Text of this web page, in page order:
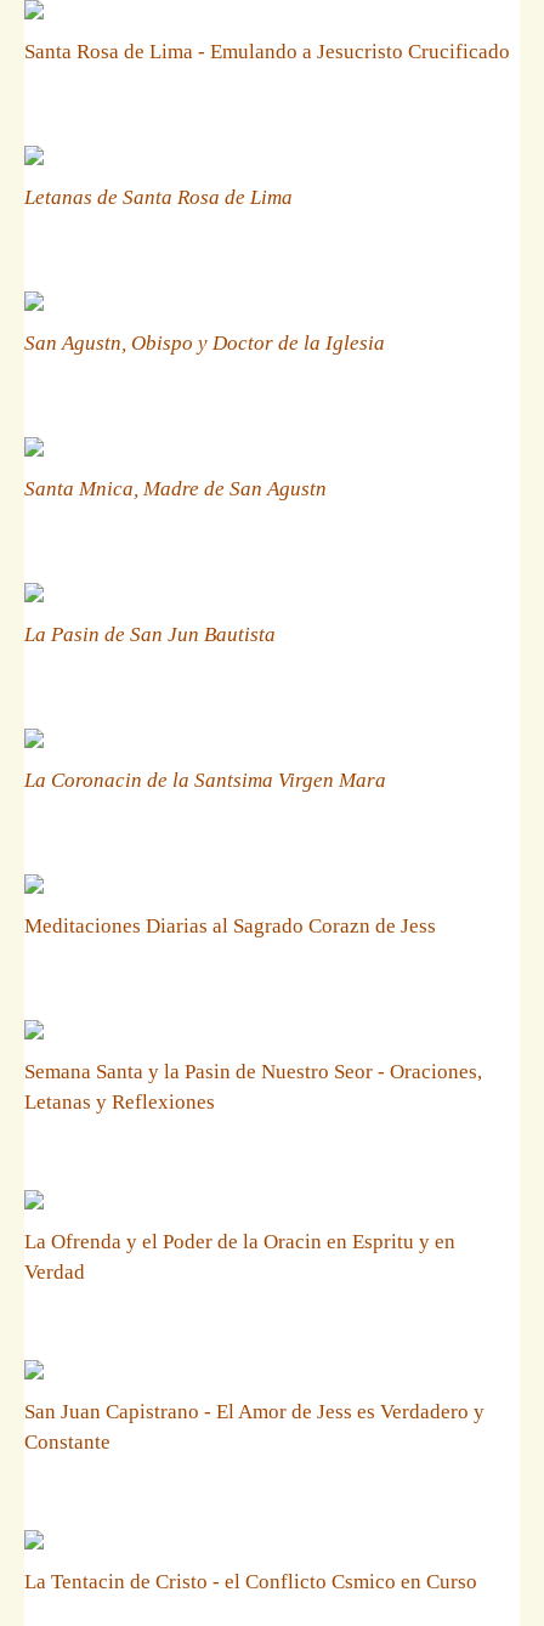
Santa Rosa de Lima - Emulando a Jesucristo Crucificado
Letanas de Santa Rosa de Lima
San Agustn, Obispo y Doctor de la Iglesia
Santa Mnica, Madre de San Agustn
La Pasin de San Jun Bautista
La Coronacin de la Santsima Virgen Mara
Meditaciones Diarias al Sagrado Corazn de Jess
Semana Santa y la Pasin de Nuestro Seor - Oraciones,
Letanas y Reflexiones
La Ofrenda y el Poder de la Oracin en Espritu y en
Verdad
San Juan Capistrano - El Amor de Jess es Verdadero y
Constante
La Tentacin de Cristo - el Conflicto Csmico en Curso